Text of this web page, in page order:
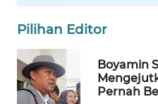
Pilihan Editor
Boyamin
Pernah
WAHANA
DESA
WISATA
LAPAK
WAHANA